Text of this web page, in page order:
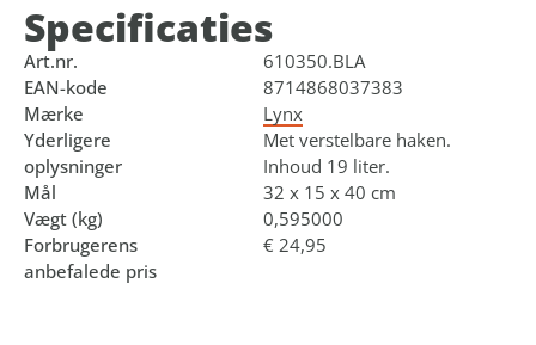
Specificaties
Art.nr.
610350.BLA
EAN-kode
8714868037383
Mærke
Lynx
Yderligere
oplysninger
Met verstelbare haken.
Inhoud 19 liter.
Mål
32 x 15 x 40 cm
Vægt (kg)
0,595000
Forbrugerens
anbefalede pris
€ 24,95